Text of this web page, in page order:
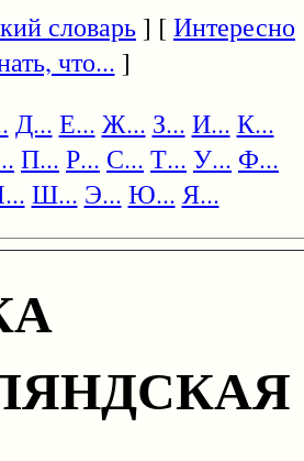
словарь] [Интересно
что... ]
Д... Е... Ж... З... И... К...
П... Р... С... Т... У... Ф...
Ш... Э... Ю... Я...